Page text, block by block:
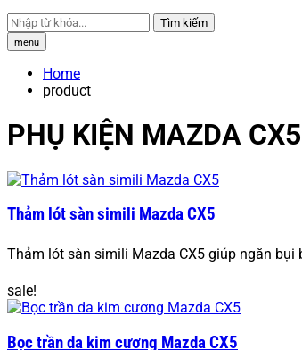
Tìm kiếm
menu
Home
product
PHỤ KIỆN MAZDA CX5
Thảm lót sàn simili Mazda CX5
Thảm lót sàn simili Mazda CX5 giúp ngăn
sale!
Bọc trần da kim cương Mazda CX5